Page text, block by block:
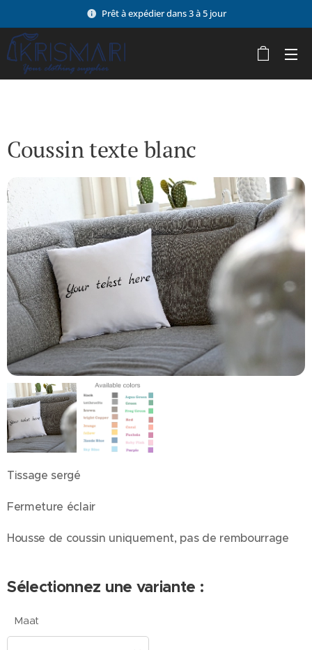
Prêt à expédier dans 3 à 5 jour
Coussin texte blanc
Tissage sergé
Fermeture éclair
Housse de coussin uniquement, pas de rembourrage
Sélectionnez une variante :
Maat